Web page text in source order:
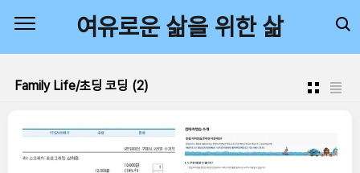
여유로운 삶을 위한 삶
Family Life/초딩 코딩 (2)